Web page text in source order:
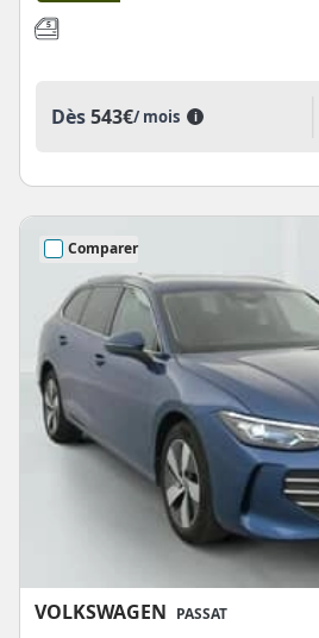
Dès543€/ mois i
Comparer
VOLKSWAGEN PASSAT